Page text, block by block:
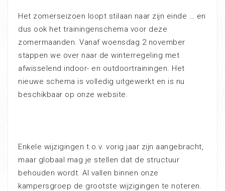
Het zomerseizoen loopt stilaan naar zijn einde … en
dus ook het trainingenschema voor deze
zomermaanden. Vanaf woensdag 2 november
stappen we over naar de winterregeling met
afwisselend indoor- en outdoortrainingen. Het
nieuwe schema is volledig uitgewerkt en is nu
beschikbaar op onze website.
Enkele wijzigingen t.o.v. vorig jaar zijn aangebracht,
maar globaal mag je stellen dat de structuur
behouden wordt. Al vallen binnen onze
kampersgroep de grootste wijzigingen te noteren.